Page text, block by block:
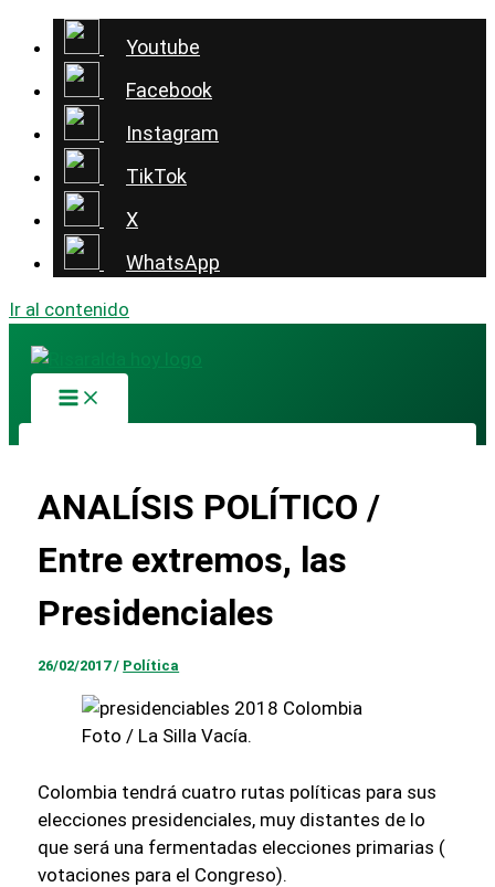
Youtube
Facebook
Instagram
TikTok
X
WhatsApp
Ir al contenido
ANALÍSIS POLÍTICO /
Entre extremos, las
Presidenciales
26/02/2017/ Política
Foto / La Silla Vacía.
Colombia tendrá cuatro rutas políticas para sus
elecciones presidenciales, muy distantes de lo
que será una fermentadas elecciones primarias (
votaciones para el Congreso).